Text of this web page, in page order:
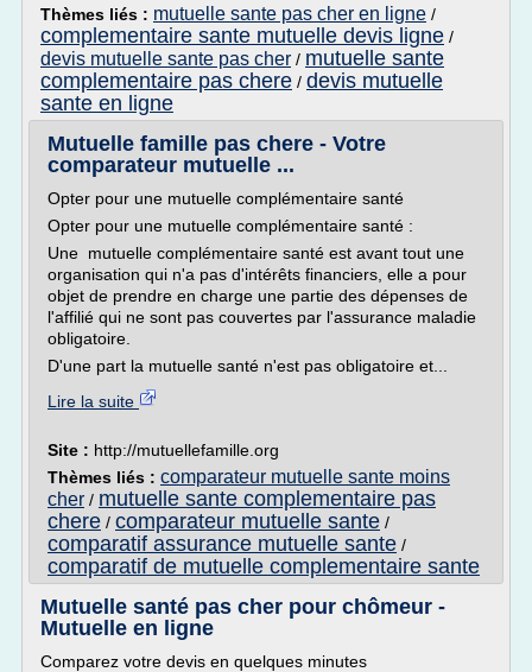
Thèmes liés : mutuelle sante pas cher en ligne /
complementaire sante mutuelle devis ligne /
devis mutuelle sante pas cher / mutuelle sante
complementaire pas chere / devis mutuelle
sante en ligne
Mutuelle famille pas chere - Votre
comparateur mutuelle ...
Opter pour une mutuelle complémentaire santé
Opter pour une mutuelle complémentaire santé :
Une mutuelle complémentaire santé est avant tout une
organisation qui n'a pas d'intérêts financiers, elle a pour
objet de prendre en charge une partie des dépenses de
l'affilié qui ne sont pas couvertes par l'assurance maladie
obligatoire.
D'une part la mutuelle santé n'est pas obligatoire et...
Lire la suite
Site : http://mutuellefamille.org
Thèmes liés : comparateur mutuelle sante moins
cher / mutuelle sante complementaire pas
chere / comparateur mutuelle sante /
comparatif assurance mutuelle sante /
comparatif de mutuelle complementaire sante
Mutuelle santé pas cher pour chômeur -
Mutuelle en ligne
Comparez votre devis en quelques minutes